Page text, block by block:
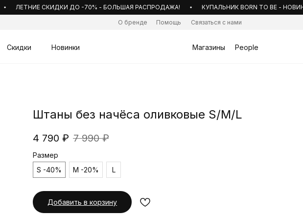
ЛЕТНИЕ СКИДКИ ДО -70% - БОЛЬШАЯ РАСПРОДАЖА! КУПАЛЬНИК BORN TO BE -
Скидки Новинки People
Магазины
Связаться с нами
Помощь
О бренде
Штаны без начёса оливковые S/M/L
4 790 ₽ 7 990 ₽
Размер
S -40%
M -20% L
Добавить в корзину